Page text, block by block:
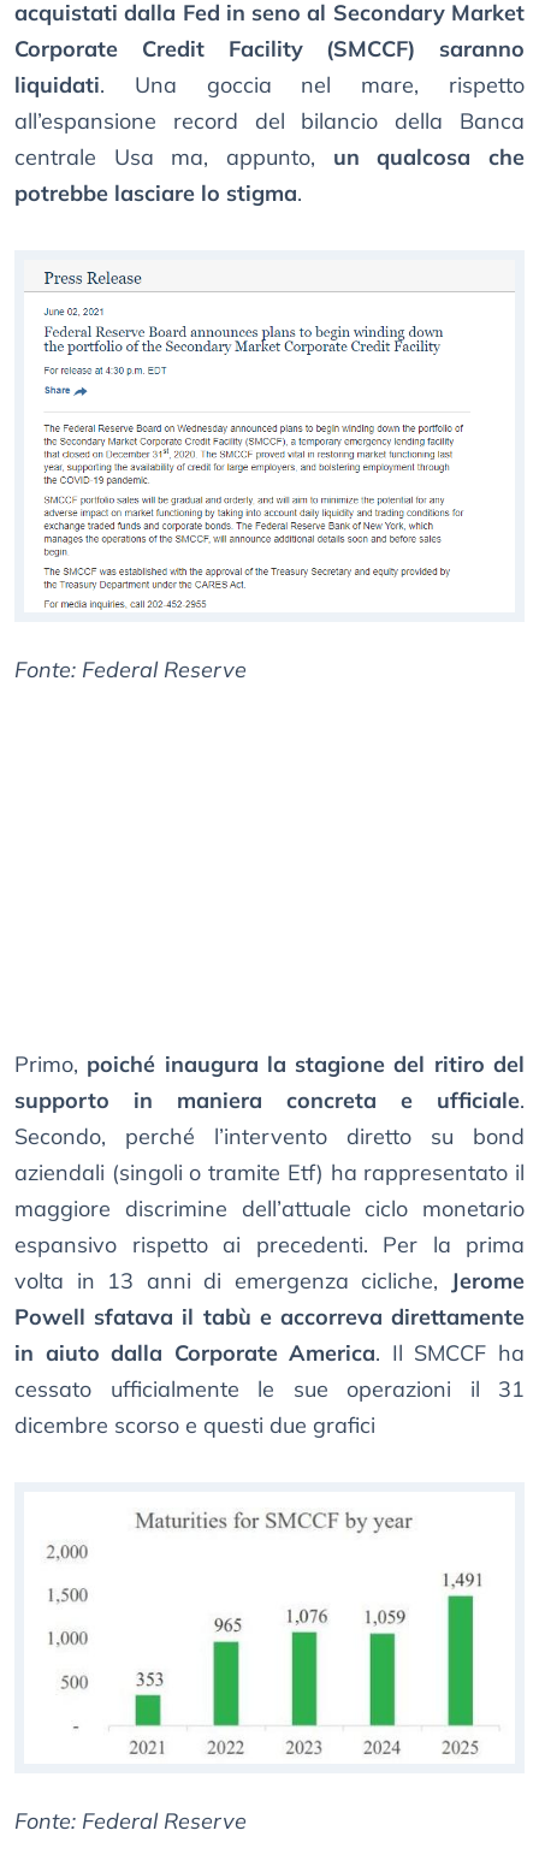
acquistati dalla Fed in seno al Secondary Market
Corporate Credit Facility (SMCCF) saranno
liquidati. Una goccia nel mare, rispetto
all’espansione record del bilancio della Banca
centrale Usa ma, appunto, un qualcosa che
potrebbe lasciare lo stigma.
Fonte: Federal Reserve
Primo, poiché inaugura la stagione del ritiro del
supporto in maniera concreta e ufficiale.
Secondo, perché l’intervento diretto su bond
aziendali (singoli o tramite Etf) ha rappresentato il
maggiore discrimine dell’attuale ciclo monetario
espansivo rispetto ai precedenti. Per la prima
volta in 13 anni di emergenza cicliche, Jerome
Powell sfatava il tabù e accorreva direttamente
in aiuto dalla Corporate America. Il SMCCF ha
cessato ufficialmente le sue operazioni il 31
dicembre scorso e questi due grafici
Fonte: Federal Reserve